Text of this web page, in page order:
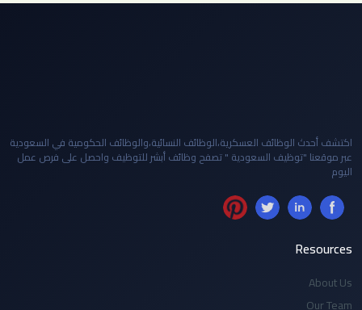
اكتشف أحدث الوظائف العسكرية،الوظائف النسائية،والوظائف الحكومية في السعودية
عبر موقعنا "توظيف السعودية " تصفح وظائف أبشر للتوظيف واحصل على فرص عمل
اليوم
Resources
About Us
Our Team